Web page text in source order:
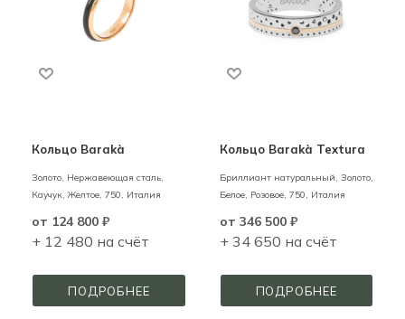
Кольцо Barakà
Золото, Нержавеющая сталь,
Каучук,Желтое, 750, Италия
от 124 800 ₽
+ 12 480 на счёт
ПОДРОБНЕЕ
Кольцо Barakà Textura
Бриллиант натуральный, Золото,
Белое, Розовое, 750, Италия
от 346 500 ₽
+ 34 650 на счёт
ПОДРОБНЕЕ